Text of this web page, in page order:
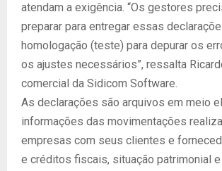
atendam a exigência. “Os gestores
preparar para entregar essas
homologação (teste) para depurar os
os ajustes necessários”, ressalta
comercial da Sidicom Software.
As declarações são arquivos em meio
informações das movimentações
empresas com seus clientes e
e créditos fiscais, situação patrimonial